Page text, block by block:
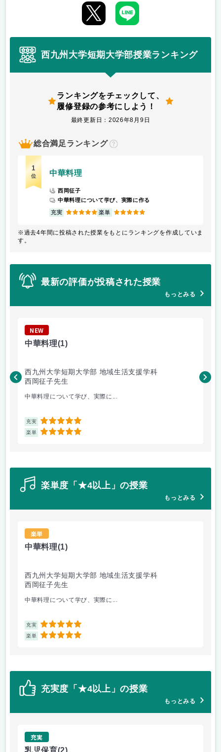
西九州大学短期大学部授業ランキング
ランキングをチェックして、
履修登録の参考にしよう！
最終更新日：2026年8月9日
総合満足ランキング
？
1
位 中華料理
西岡征子
中華料理について学び、実際に作る
充実 5 楽単 5
※過去4年間に投稿された授業をもとにランキングを作成していま
す。
最新の評価が投稿された授業
もっとみる
NEW
中華料理(1)
西九州大学短期大学部 地域生活支援学科
西岡征子先生
中華料理について学び、実際に...
充実 5
楽単 5
忘
楽単度「★4以上」の授業
もっとみる
楽単
中華料理(1)
西九州大学短期大学部 地域生活支援学科
西岡征子先生
中華料理について学び、実際に...
充実 5
楽単 5
充実度「★4以上」の授業
もっとみる
充実